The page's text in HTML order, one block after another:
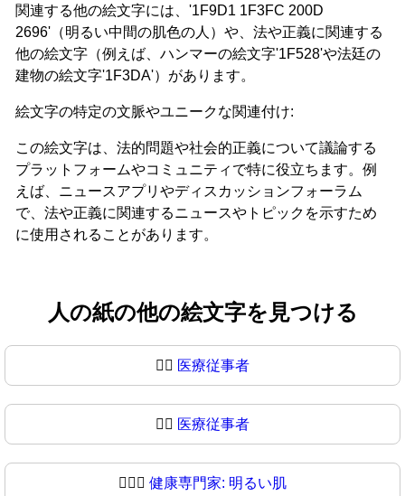
関連する他の絵文字には、'1F9D1 1F3FC 200D
2696'（明るい中間の肌色の人）や、法や正義に関連する
他の絵文字（例えば、ハンマーの絵文字'1F528'や法廷の
建物の絵文字'1F3DA'）があります。
絵文字の特定の文脈やユニークな関連付け:
この絵文字は、法的問題や社会的正義について議論する
プラットフォームやコミュニティで特に役立ちます。例
えば、ニュースアプリやディスカッションフォーラム
で、法や正義に関連するニュースやトピックを示すため
に使用されることがあります。
人の紙の他の絵文字を見つける
🧑‍⚕️ 医療従事者
🧑‍⚕ 医療従事者
🧑🏻‍⚕️ 健康専門家: 明るい肌